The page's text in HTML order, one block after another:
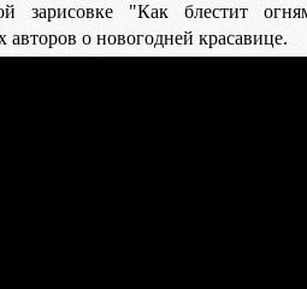
зарисовке "Как блестит
авторов о новогодней красавице.